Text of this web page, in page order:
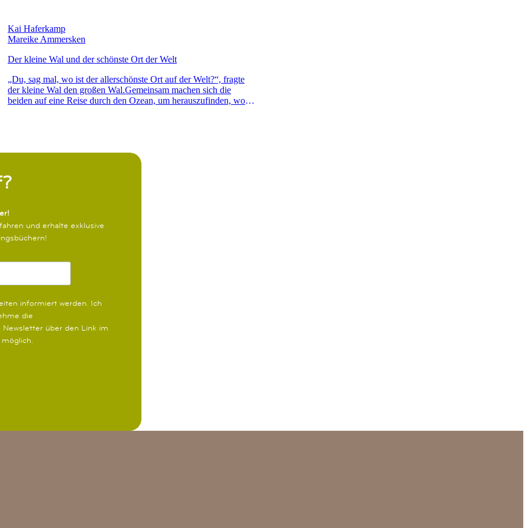
Kai Haferkamp
Mareike Ammersken
Der kleine Wal und der schönste Ort der Welt
„Du, sag mal, wo ist der allerschönste Ort auf der Welt?“, fragte
der kleine Wal den großen Wal.Gemeinsam machen sich die
beiden auf eine Reise durch den Ozean, um herauszufinden, wo
Ort der Welt der ist, an dem sie zusammen glücklich sind!Eine
warmherzige Bilderbuchgeschichte über das Glück, zusammen die
Welt zu entdecken.
und erhalte exklusive
informiert werden. Ich
die
über den Link im